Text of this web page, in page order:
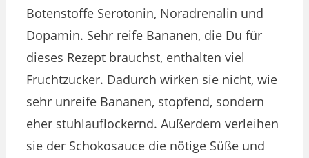
Botenstoffe Serotonin, Noradrenalin und
Dopamin. Sehr reife Bananen, die Du für
dieses Rezept brauchst, enthalten viel
Fruchtzucker. Dadurch wirken sie nicht, wie
sehr unreife Bananen, stopfend, sondern
eher stuhlauflockernd. Außerdem verleihen
sie der Schokosauce die nötige Süße und